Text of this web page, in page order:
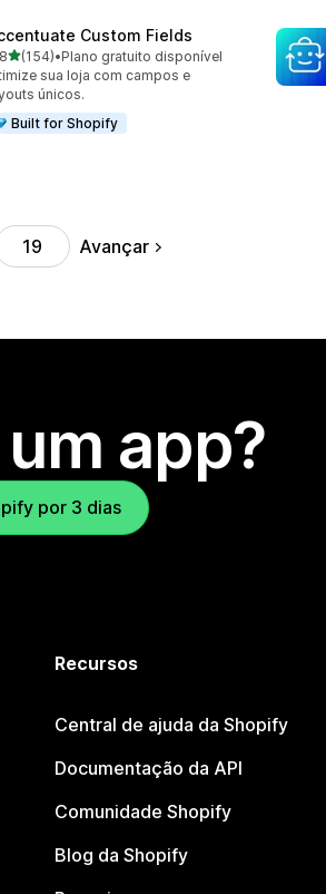
Custom Fields
de 5 estrelas
(154)
avaliações ao todo
•Plano gratuito disponível
sua loja com campos e
únicos.
Built for Shopify
19 Avançar
app?
por 3 dias
Recursos
Central de ajuda da Shopify
Documentação da API
Comunidade Shopify
Blog da Shopify